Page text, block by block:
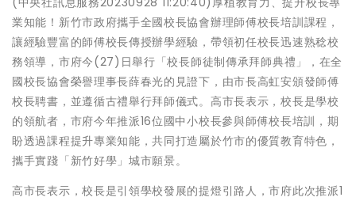
業知能！新竹市政府攜手全國校長協會辦理師傅校長培訓課程，
讓經驗豐富的師傅校長傳授辦學經驗，帶領初任校長迅速熟稔校
務領導，市府今(27)日舉行「校長師徒制傳承拜師典禮」，在全
國校長協會榮譽理事長薛春光的見證下，由市長高虹安頒發師傅
校長聘書，並遵循古禮舉行拜師儀式。高市長表示，校長是學校
的領航者，市府今年推派16位國中小校長參與師傅校長培訓，期
盼透過課程提升專業知能，共同打造屬於竹市的優質教育特色，
攜手實踐「新竹好學」城市願景。
高市長表示，校長是引領學校發展的提燈引路人，市府此次推派1